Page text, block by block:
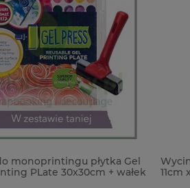
Gel
wałek
Wycinanka 3D Snipart
11cm x